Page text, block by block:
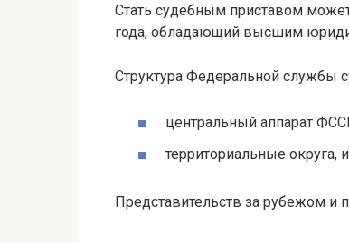
Стать судебным приставом
года, обладающий высшим
Структура Федеральной службы
центральный аппарат
территориальные округа,
Представительств за рубежом и